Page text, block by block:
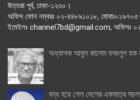
উত্তরা পূর্ব, ঢাকা-১২৩০।
অফিস ফোন নম্বরঃ ০২-৪৪৮৯১০১৮,
ইমেইলঃ channel7bd@gmail.com, অফিসঃ
অধ্যাপক আবুল কাসেম ফজলুল হক
বন্ধ হয়ে গেল দেশের একমাত্র সচল